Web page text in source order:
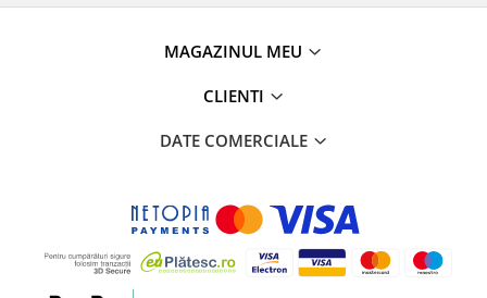
MAGAZINUL MEU
CLIENTI
DATE COMERCIALE